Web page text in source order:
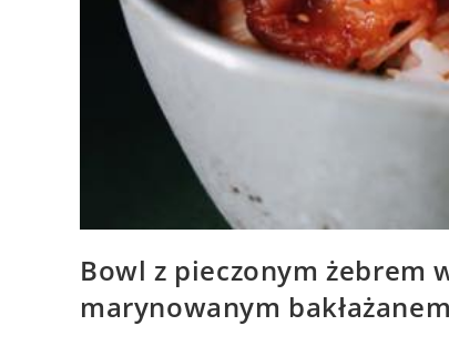
Bowl z pieczonym żebrem
marynowanym bakłażanem